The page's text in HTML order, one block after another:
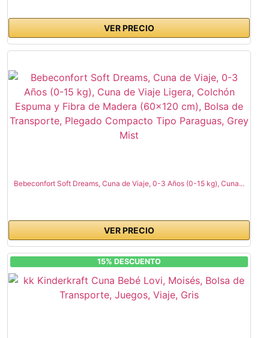
VER PRECIO
Bebeconfort Soft Dreams, Cuna de Viaje, 0-3 Años (0-15 kg), Cuna...
VER PRECIO
15% DESCUENTO